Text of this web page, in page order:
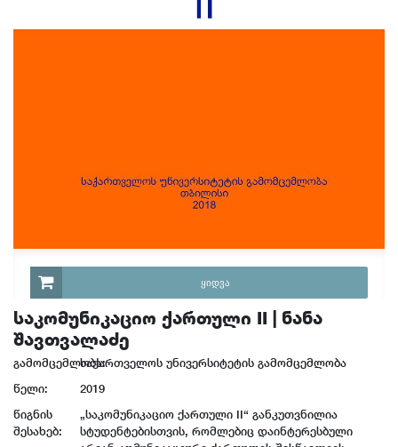
ᲧᲘᲓᲕᲐ
საკომუნიკაციო ქართული II | ნანა
შავთვალაძე
გამომცემლობა:საქართველოს უნივერსიტეტის გამომცემლობა
წელი:
2019
წიგნის
შესახებ:
„საკომუნიკაციო ქართული II“ განკუთვნილია
სტუდენტებისთვის, რომლებიც დაინტერესბული